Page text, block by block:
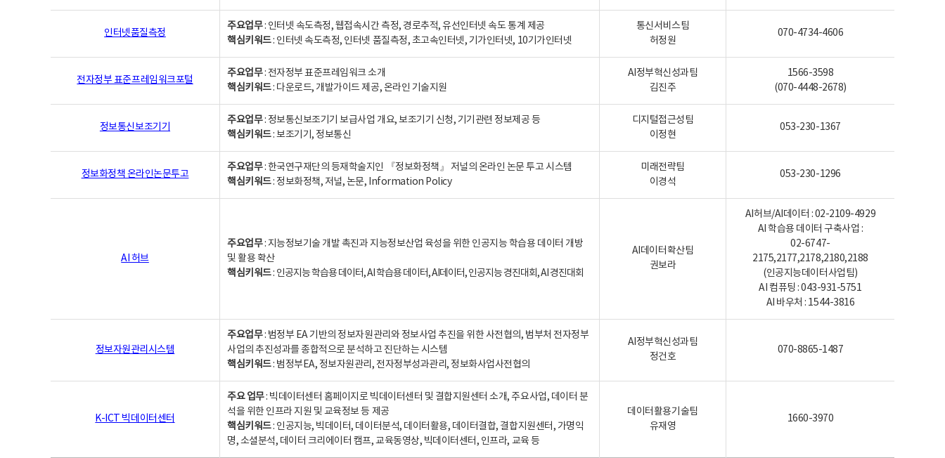
인터넷품질측정
주요업무: 인터넷 속도측정, 웹접속시간 측정, 경로추적, 유선인터넷 속도 통계 제공
핵심키워드: 인터넷 속도측정, 인터넷 품질측정, 초고속인터넷, 기가인터넷, 10기가인터넷
통신서비스팀
허정원
070-4734-4606
전자정부 표준프레임워크포털
주요업무: 전자정부 표준프레임워크 소개
핵심키워드: 다운로드, 개발가이드 제공, 온라인 기술지원
AI정부혁신성과팀
김진주
1566-3598
(070-4448-2678)
정보통신보조기기
주요업무: 정보통신보조기기 보급사업 개요, 보조기기 신청, 기기관련 정보제공 등
핵심키워드: 보조기기, 정보통신
디지털접근성팀
이정현
053-230-1367
정보화정책 온라인논문투고
주요업무: 한국연구재단의 등재학술지인 『정보화정책』 저널의 온라인 논문 투고 시스템
핵심키워드: 정보화정책, 저널, 논문, Information Policy
미래전략팀
이경석
053-230-1296
AI 허브
주요업무: 지능정보기술 개발 촉진과 지능정보산업 육성을 위한 인공지능 학습용 데이터 개방
및 활용 확산
핵심키워드: 인공지능 학습용 데이터, AI 학습용 데이터, AI데이터, 인공지능 경진대회, AI 경진대회
AI데이터확산팀
권보라
AI허브/AI데이터 : 02-2109-4929
AI 학습용 데이터 구축사업 :
02-6747-
2175,2177,2178,2180,2188
(인공지능데이터사업팀)
AI 컴퓨팅 : 043-931-5751
AI 바우처 : 1544-3816
정보자원관리시스템
주요업무: 범정부 EA 기반의 정보자원관리와 정보사업 추진을 위한 사전협의, 범부처 전자정부
사업의 추진성과를 종합적으로 분석하고 진단하는 시스템
핵심키워드: 범정부EA, 정보자원관리, 전자정부성과관리, 정보화사업사전협의
AI정부혁신성과팀
정건호
070-8865-1487
K-ICT 빅데이터센터
주요 업무: 빅데이터센터 홈페이지로 빅데이터센터 및 결합지원센터 소개, 주요사업, 데이터 분
석을 위한 인프라 지원 및 교육정보 등 제공
핵심키워드: 인공지능, 빅데이터, 데이터분석, 데이터활용, 데이터결합, 결합지원센터, 가명익
명, 소셜분석, 데이터 크리에이터 캠프, 교육동영상, 빅데이터센터, 인프라, 교육 등
데이터활용기술팀
유재영
1660-3970